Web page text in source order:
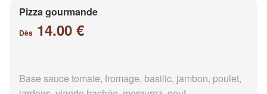
Pizza gourmande
Dès 14.00 €
Base sauce tomate, fromage, basilic, jambon, poulet,